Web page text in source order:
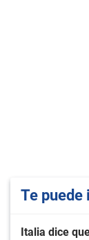
Te puede
Italia dice